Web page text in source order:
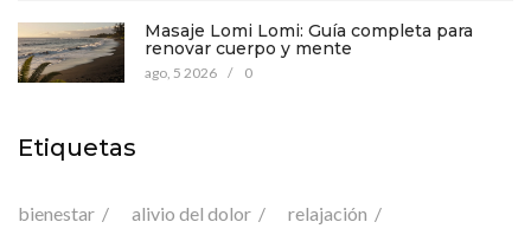
Masaje Lomi Lomi: Guía completa para
renovar cuerpo y mente
ago, 5 2026 / 0
Etiquetas
bienestar alivio del dolor relajación